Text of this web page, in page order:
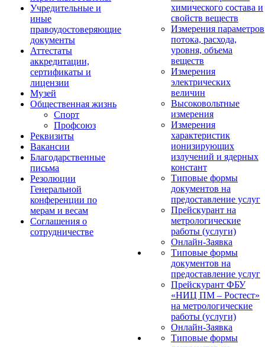
Учредительные и
иные
правоудостоверяющие
документы
Аттестаты
аккредитации,
сертификаты и
лицензии
Музей
Общественная жизнь
Спорт
Профсоюз
Реквизиты
Вакансии
Благодарственные
письма
Резолюции
Генеральной
конференции по
мерам и весам
Соглашения о
сотрудничестве
химического состава и
свойств веществ
Измерения параметров
потока, расхода,
уровня, объема
веществ
Измерения
электрических
величин
Высоковольтные
измерения
Измерения
характеристик
ионизирующих
излучений и ядерных
констант
Типовые формы
документов на
предоставление услуг
Прейскурант на
метрологические
работы (услуги)
Онлайн-Заявка
Типовые формы
документов на
предоставление услуг
Прейскурант ФБУ
«НИЦ ПМ – Ростест»
на метрологические
работы (услуги)
Онлайн-Заявка
Типовые формы